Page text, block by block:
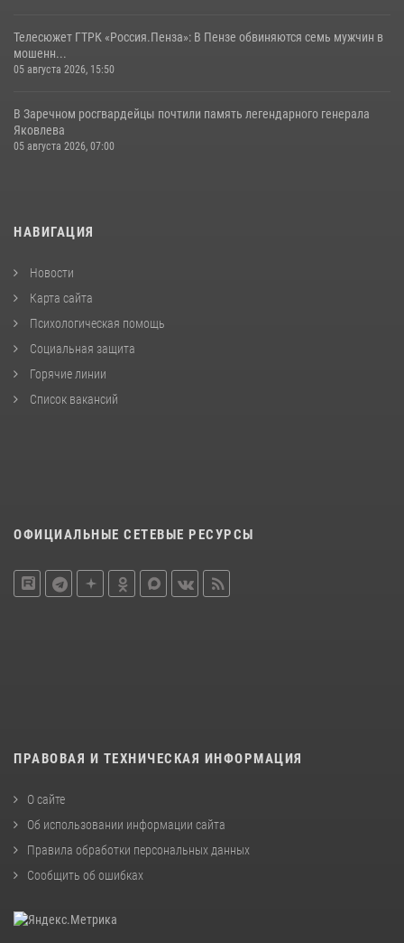
Телесюжет ГТРК «Россия.Пенза»: В Пензе обвиняются семь мужчин в
мошенн...
05 августа 2026, 15:50
В Заречном росгвардейцы почтили память легендарного генерала
Яковлева
05 августа 2026, 07:00
НАВИГАЦИЯ
Новости
Карта сайта
Психологическая помощь
Социальная защита
Горячие линии
Список вакансий
ОФИЦИАЛЬНЫЕ СЕТЕВЫЕ РЕСУРСЫ
ПРАВОВАЯ И ТЕХНИЧЕСКАЯ ИНФОРМАЦИЯ
О сайте
Об использовании информации сайта
Правила обработки персональных данных
Сообщить об ошибках